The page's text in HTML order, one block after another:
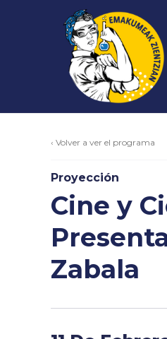
‹ Volver a ver el programa
Proyección
Cine y
Zabala